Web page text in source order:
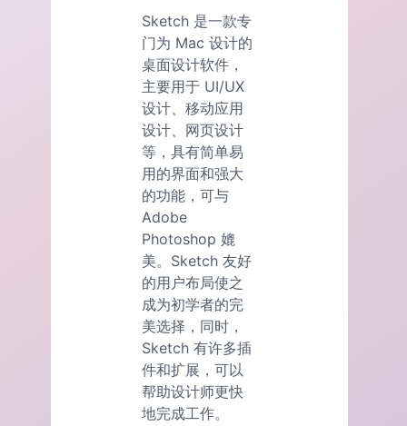
Sketch 是一款专
门为 Mac 设计的
桌面设计软件，
主要用于 UI/UX
设计、移动应用
设计、网页设计
等，具有简单易
用的界面和强大
的功能，可与
Adobe
Photoshop 媲
美。Sketch 友好
的用户布局使之
成为初学者的完
美选择，同时，
Sketch 有许多插
件和扩展，可以
帮助设计师更快
地完成工作。